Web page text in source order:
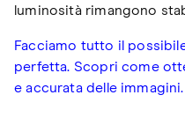
luminosità rimangono
Facciamo tutto il
perfetta. Scopri come
e accurata delle immagini.